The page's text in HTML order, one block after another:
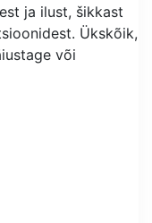
ja ilust, šikkast
Ükskõik,
või